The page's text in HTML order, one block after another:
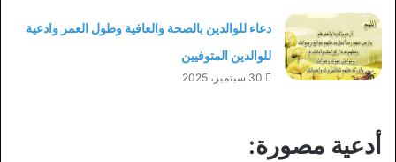
دعاء للوالدين بالصحة والعافية وطول العمر وادعية
للوالدين المتوفيين
30 سبتمبر، 2025
أدعية مصورة: